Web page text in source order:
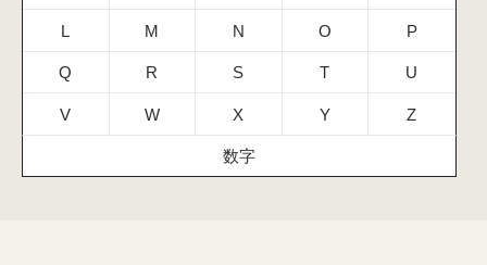
L M N O P
Q R S T U
V W X Y Z
数字